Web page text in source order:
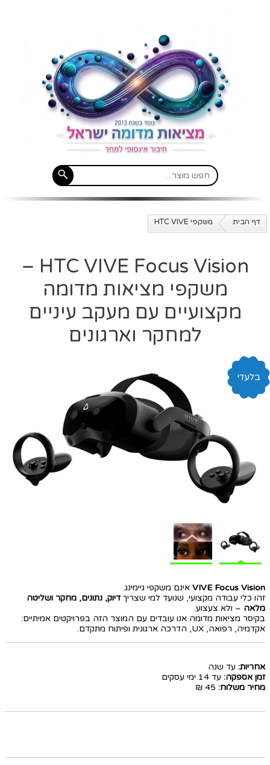
דף הבית משקפי HTC VIVE
HTC VIVE Focus Vision –
משקפי מציאות מדומה
מקצועיים עם מעקב עיניים
למחקר וארגונים
בלעדי
VIVE Focus Vision אינם משקפי גיימינג.
זהו כלי עבודה מקצועי, שנועד למי שצריךדיוק, נתונים, מחקר ושליטה
מלאה – ולא צעצוע.
בקיסר מציאות מדומה אנו עובדים עם המוצר הזה בפרויקטים אמיתיים:
אקדמיה, רפואה, UX, הדרכה ארגונית ופיתוח מתקדם.
אחריות: עד שנה
זמן אספקה: עד 14 ימי עסקים
מחיר משלוח: 45 ₪